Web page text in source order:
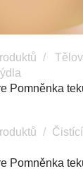
Pomněnka
Pomněnka